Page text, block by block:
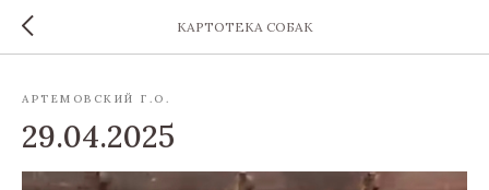
КАРТОТЕКА СОБАК
АРТЕМОВСКИЙ Г.О.
29.04.2025